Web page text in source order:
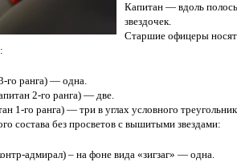
Капитан — вдоль
звездочек.
Старшие офицеры
ранга) — одна.
2-го ранга) — две.
1-го ранга) — три в углах условного
состава без просветов с вышитыми звездами:
адмирал) – на фоне вида «зигзаг» — одна.